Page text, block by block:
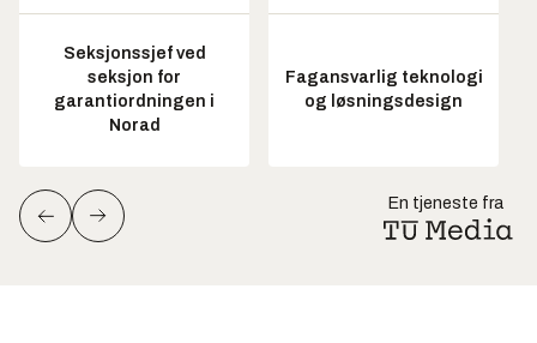
Seksjonssjef ved
seksjon for
garantiordningen i
Norad
Fagansvarlig teknologi
og løsningsdesign
En tjeneste fra